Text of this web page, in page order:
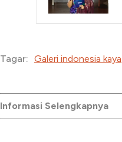
Tagar: Galeri indonesia kaya
Informasi Selengkapnya